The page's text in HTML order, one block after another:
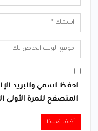
احفظ اسمي والبريد
المتصفح للمرة الأولى